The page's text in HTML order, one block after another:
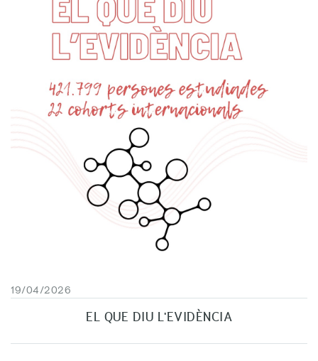
19/04/2026
EL QUE DIU L'EVIDÈNCIA